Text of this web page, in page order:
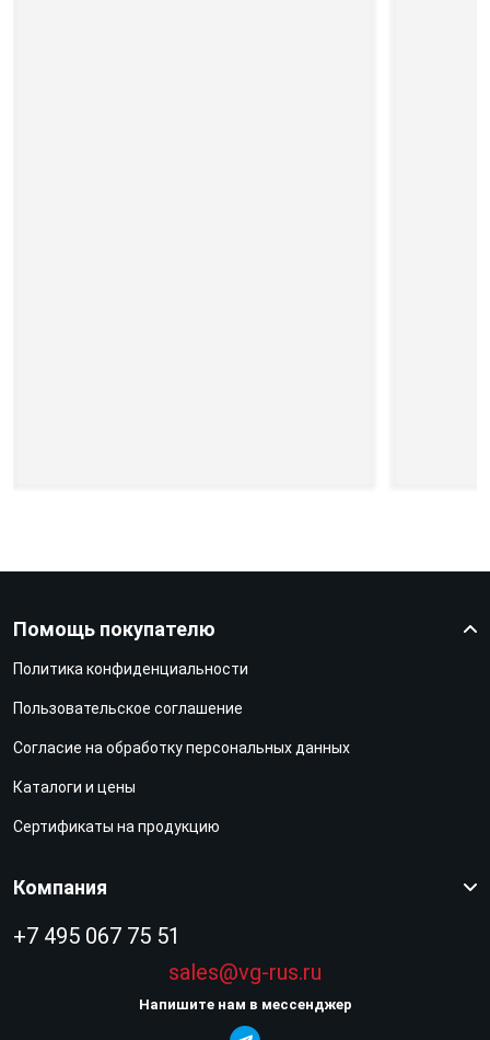
Помощь покупателю
Политика конфиденциальности
Пользовательское соглашение
Согласие на обработку персональных данных
Каталоги и цены
Сертификаты на продукцию
Компания
+7 495 067 75 51
sales@vg-rus.ru
Напишите нам в мессенджер